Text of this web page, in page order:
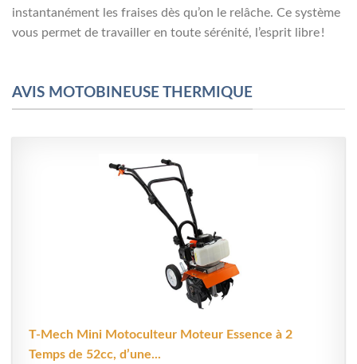
instantanément les fraises dès qu’on le relâche. Ce système
vous permet de travailler en toute sérénité, l’esprit libre !
AVIS MOTOBINEUSE THERMIQUE
T-Mech Mini Motoculteur Moteur Essence à 2
Temps de 52cc, d’une...